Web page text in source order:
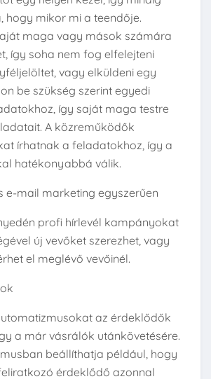
hogy mikor mi a teendője.
maga vagy mások számára
így soha nem fog elfelejteni
vagy elküldeni egy
be szükség szerint egyedi
így saját maga testre
A közreműködők
írhatnak a feladatokhoz, így a
hatékonyabbá válik.
e-mail marketing egyszerűen
profi hírlevél kampányokat
új vevőket szerezhet, vagy
el meglévő vevőinél.
az érdeklődők
a már vásrálók utánkövetésére.
beállíthatja például, hogy
érdeklődő azonnal